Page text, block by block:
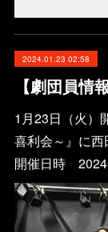
2024.01.23 02:58
1月23日（火）
喜利会～』に
開催日時